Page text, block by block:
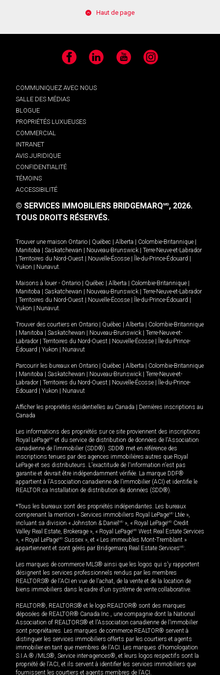
Haut de page
Facebook LinkedIn YouTube Instagram
COMMUNIQUEZ AVEC NOUS
SALLE DES MÉDIAS
BLOGUE
PROPRIÉTÉS LUXUEUSES
COMMERCIAL
INTRANET
AVIS JURIDIQUE
CONFIDENTIALITÉ
TÉMOINS
ACCESSIBILITÉ
© SERVICES IMMOBILIERS BRIDGEMARQMD, 2026.
TOUS DROITS RÉSERVÉS.
Trouver une maison Ontario Québec Alberta Colombie-Britannique
Manitoba
Saskatchewan Nouveau-Brunswick
Terre-Neuve-et-Labrador
Territoires du Nord-Ouest Nouvelle-Écosse Île-du-Prince-Édouard
Yukon
Nunavut.
Maisons à louer - Ontario Québec Alberta Colombie-Britannique
Manitoba
Saskatchewan Nouveau-Brunswick
Terre-Neuve-et-Labrador
Territoires du Nord-Ouest Nouvelle-Écosse Île-du-Prince-Édouard
Yukon
Nunavut.
Trouver des courtiers en Ontario Québec Alberta
Colombie-Britannique
Manitoba Saskatchewan Nouveau-Brunswick
Terre-Neuve-et-
Labrador
Territoires du Nord-Ouest Nouvelle-Écosse
Île-du-Prince-
Édouard
Yukon Nunavut
Parcourir les bureaux en Ontario Québec Alberta
Colombie-Britannique
Manitoba Saskatchewan Nouveau-Brunswick
Terre-Neuve-et-
Labrador
Territoires du Nord-Ouest Nouvelle-Écosse
Île-du-Prince-
Édouard
Yukon Nunavut
Afficher les propriétés résidentielles au Canada
Dernières inscriptions au
Canada
Les informations des propriétés sur ce site proviennent des inscriptions
Royal LePageMD et du service de distribution de données de l'Association
canadienne de l’immobilier (SDD®). SDD® met en référence des
inscriptions tenues par des agences immobilières autres que Royal
LePage et ses distributeurs. L'exactitude de l'information n'est pas
garantie et devrait être indépendamment vérifiée. La marque DDF®
appartient à l'Association canadienne de l’immobilier (ACI) et identifie le
REALTOR.ca Installation de distribution de données (SDD®).
*Tous les bureaux sont des propriétés indépendantes. Les bureaux
comprenant la mention « Services immobiliers Royal LePageMD Ltée »,
incluant sa division « Johnston & Daniel MD », « Royal LePageMD Credit
Valley Real Estate, Brokerage », « Royal LePageMD West Real Estate Services
», « Royal LePageMD Sussex », et « Les immeubles Mont-Tremblant »
appartiennent et sont gérés par Bridgemarq Real Estate ServicesMD.
Les marques de commerce MLS® ainsi que les logos qui s'y rapportent
désignent les services professionnels rendus par les membres
REALTORS® de l'ACI en vue de l'achat, de la vente et de la location de
biens immobiliers dans le cadre d'un système de vente collaborative.
REALTOR®, REALTORS® et le logo REALTOR® sont des marques
déposées de REALTOR® Canada Inc., une compagnie dont la National
Association of REALTORS® et l'Association canadienne de l’immobilier
sont propriétaires. Les marques de commerce REALTOR® servent à
distinguer les services immobiliers offerts par les courtiers et agents
immobilier en tant que membres de l'ACI. Les marques d'homologation
S.I.A.® /MLS®, Service inter-agences®, et leurs logos respectifs sont la
propriété de l'ACI, et ils servent à identifier les services immobiliers que
fournissent les courtiers et agents membres de l'ACI.